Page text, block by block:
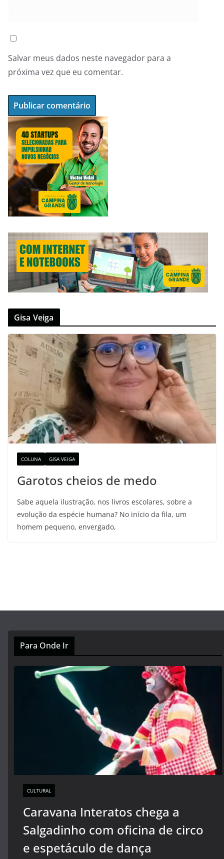
Salvar meus dados neste navegador para a
próxima vez que eu comentar.
Gisa Veiga
COLUNA GISA VEIGA
Garotos cheios de medo
Sabe aquela ilustração, nos livros escolares, sobre a
evolução da espécie humana? No início da fila, um
homem pequeno, envergado,
Para Onde Ir
CULTURAL
Caravana Interatos chega a
Salgadinho com oficina de circo
e espetáculo de dança